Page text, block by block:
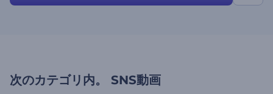
次のカテゴリ内。 SNS動画